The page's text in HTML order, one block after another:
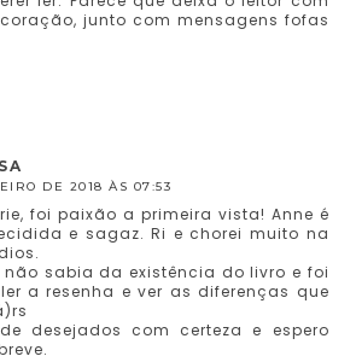
junto com mensagens fofas
DE 2018 ÀS 07:53
foi paixão a primeira vista! Anne é
e sagaz. Ri e chorei muito na
não sabia da existência do livro e foi
a resenha e ver as diferenças que
desejados com certeza e espero